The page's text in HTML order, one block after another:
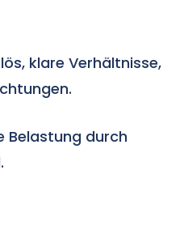
klare Verhältnisse,
Belastung durch